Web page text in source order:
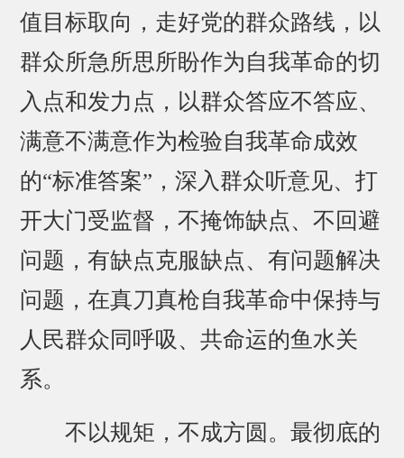
值目标取向，走好党的群众路线，以
群众所急所思所盼作为自我革命的切
入点和发力点，以群众答应不答应、
满意不满意作为检验自我革命成效
的“标准答案”，深入群众听意见、打
开大门受监督，不掩饰缺点、不回避
问题，有缺点克服缺点、有问题解决
问题，在真刀真枪自我革命中保持与
人民群众同呼吸、共命运的鱼水关
系。
不以规矩，不成方圆。最彻底的